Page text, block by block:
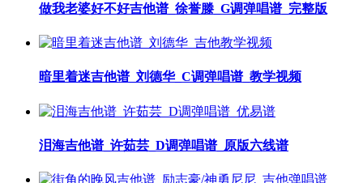
做我老婆好不好吉他谱_徐誉滕_G调弹唱谱_完整版
暗里着迷吉他谱_刘德华_C调弹唱谱_教学视频
泪海吉他谱_许茹芸_D调弹唱谱_原版六线谱